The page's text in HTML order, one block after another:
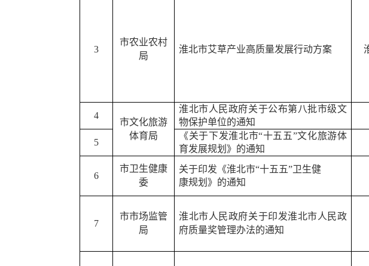
3
市农业农村
局
淮北市艾草产业高质量发展行动方案
4
市文化旅游
体育局
淮北市人民政府关于公布第八批市级文
物保护单位的通知
5
《关于下发淮北市“十五五”文化旅游体
育发展规划》的通知
6
市卫生健康
委
关于印发《淮北市“十五五”卫生健
康规划》的通知
7
市市场监管
局
淮北市人民政府关于印发淮北市人民政
府质量奖管理办法的通知